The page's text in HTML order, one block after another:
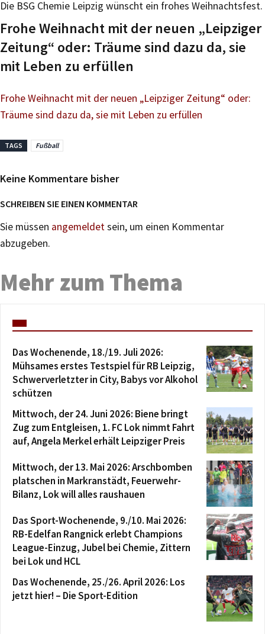
Die BSG Chemie Leipzig wünscht ein frohes Weihnachtsfest.
Frohe Weihnacht mit der neuen „Leipziger
Zeitung“ oder: Träume sind dazu da, sie
mit Leben zu erfüllen
Frohe Weihnacht mit der neuen „Leipziger Zeitung“ oder:
Träume sind dazu da, sie mit Leben zu erfüllen
TAGS Fußball
Keine Kommentare bisher
SCHREIBEN SIE EINEN KOMMENTAR
Sie müssen angemeldetsein, um einen Kommentar
abzugeben.
Mehr zum Thema
Das Wochenende, 18./19. Juli 2026:
Mühsames erstes Testspiel für RB Leipzig,
Schwerverletzter in City, Babys vor Alkohol
schützen
Mittwoch, der 24. Juni 2026: Biene bringt
Zug zum Entgleisen, 1. FC Lok nimmt Fahrt
auf, Angela Merkel erhält Leipziger Preis
Mittwoch, der 13. Mai 2026: Arschbomben
platschen in Markranstädt, Feuerwehr-
Bilanz, Lok will alles raushauen
Das Sport-Wochenende, 9./10. Mai 2026:
RB-Edelfan Rangnick erlebt Champions
League-Einzug, Jubel bei Chemie, Zittern
bei Lok und HCL
Das Wochenende, 25./26. April 2026: Los
jetzt hier! – Die Sport-Edition